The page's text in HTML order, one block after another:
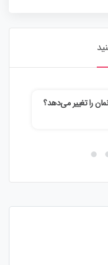
را تغییر می‌دهد؟